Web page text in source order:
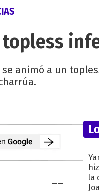
animó a un
la